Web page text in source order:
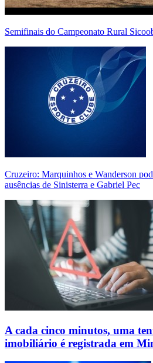
Semifinais do Campeonato Rural
Cruzeiro: Marquinhos e Wanderson
ausências de Sinisterra e Gabriel Pec
A cada cinco minutos, uma
imobiliário é registrada em